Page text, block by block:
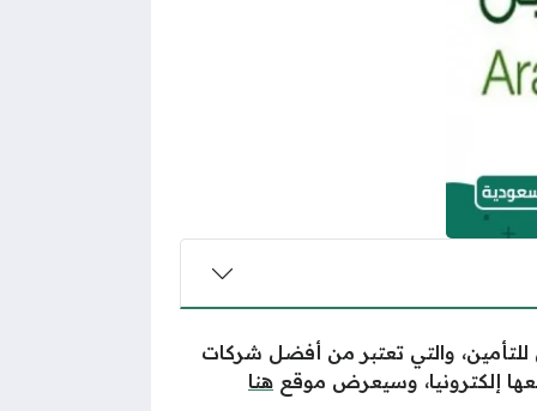
للتأمين، والتي تعتبر من أفضل شركات
إلكترونيا، وسيعرض موقع هنا